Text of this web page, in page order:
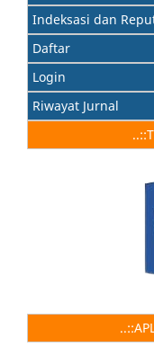
Indeksasi dan
Daftar
Login
Riwayat Jurnal